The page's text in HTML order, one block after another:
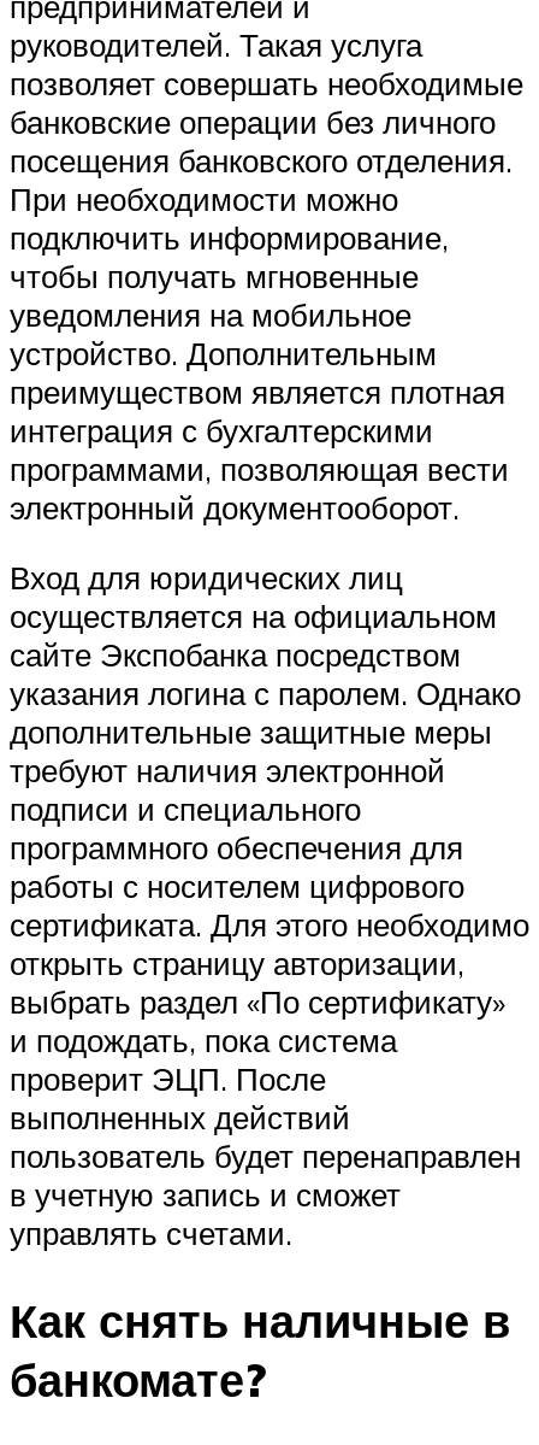
руководителей. Такая услуга
позволяет совершать необходимые
банковские операции без личного
посещения банковского отделения.
При необходимости можно
подключить информирование,
чтобы получать мгновенные
уведомления на мобильное
устройство. Дополнительным
преимуществом является плотная
интеграция с бухгалтерскими
программами, позволяющая вести
электронный документооборот.
Вход для юридических лиц
осуществляется на официальном
сайте Экспобанка посредством
указания логина с паролем. Однако
дополнительные защитные меры
требуют наличия электронной
подписи и специального
программного обеспечения для
работы с носителем цифрового
сертификата. Для этого необходимо
открыть страницу авторизации,
выбрать раздел «По сертификату»
и подождать, пока система
проверит ЭЦП. После
выполненных действий
пользователь будет перенаправлен
в учетную запись и сможет
управлять счетами.
Как снять наличные в
банкомате?